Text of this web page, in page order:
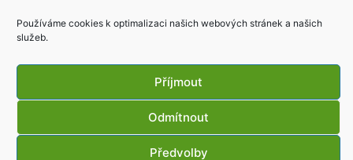
© 2026 SMART TV
Používáme cookies k optimalizaci našich webových stránek a našich
služeb.
Příjmout
Odmítnout
Předvolby
Exit mobile version